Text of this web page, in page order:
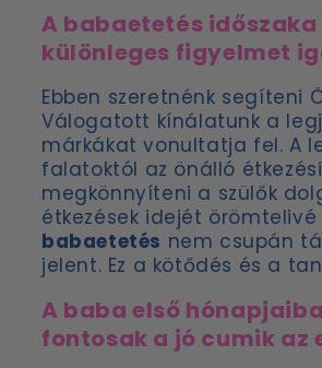
A babaetetés időszaka
különleges figyelmet
Ebben szeretnénk segíteni
Válogatott kínálatunk a
márkákat vonultatja fel. A
falatoktól az önálló
megkönnyíteni a szülők
étkezések idejét örömtelivé
babaetetés nem csupán
jelent. Ez a kötődés és a
A baba első
fontosak a jó cumik az